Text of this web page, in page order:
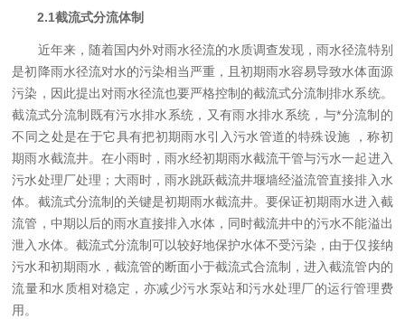
2.1截流式分流体制
近年来，随着国内外对雨水径流的水质调查发现，雨水径流特别
是初降雨水径流对水的污染相当严重，且初期雨水容易导致水体面源
污染，因此提出对雨水径流也要严格控制的截流式分流制排水系统。
截流式分流制既有污水排水系统，又有雨水排水系统，与*分流制的
不同之处是在于它具有把初期雨水引入污水管道的特殊设施 ，称初
期雨水截流井。在小雨时，雨水经初期雨水截流干管与污水一起进入
污水处理厂处理；大雨时，雨水跳跃截流井堰墙经溢流管直接排入水
体。截流式分流制的关键是初期雨水截流井。要保证初期雨水进入截
流管，中期以后的雨水直接排入水体，同时截流井中的污水不能溢出
泄入水体。截流式分流制可以较好地保护水体不受污染，由于仅接纳
污水和初期雨水，截流管的断面小于截流式合流制，进入截流管内的
流量和水质相对稳定，亦减少污水泵站和污水处理厂的运行管理费
用。